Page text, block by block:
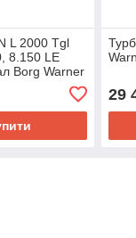
L 2000 Tgl
8.150 LE
Borg Warner
29